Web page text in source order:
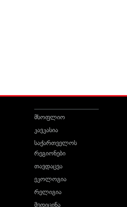
მსოფლიო
კავკასია
საქართველოს
რეგიონები
თავდაცვა
ეკოლოგია
რელიგია
მედიცინა